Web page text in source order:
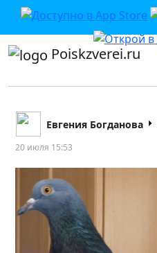
Poiskzverei.ru
Евгения Богданова
20 июля 15:53